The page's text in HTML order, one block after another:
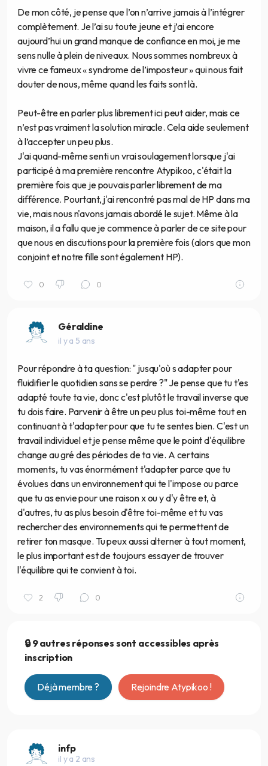
De mon côté, je pense que l’on n’arrive jamais à l’intégrer
complètement. Je l’ai su toute jeune et j’ai encore
aujourd’hui un grand manque de confiance en moi, je me
sens nulle à plein de niveaux. Nous sommes nombreux à
vivre ce fameux « syndrome de l’imposteur » qui nous fait
douter de nous, même quand les faits sont là.
Peut-être en parler plus librement ici peut aider, mais ce
n’est pas vraiment la solution miracle. Cela aide seulement
à l’accepter un peu plus.
J'ai quand-même senti un vrai soulagement lorsque j'ai
participé à ma première rencontre Atypikoo, c'était la
première fois que je pouvais parler librement de ma
différence. Pourtant, j'ai rencontré pas mal de HP dans ma
vie, mais nous n'avons jamais abordé le sujet. Même à la
maison, il a fallu que je commence à parler de ce site pour
que nous en discutions pour la première fois (alors que mon
conjoint et notre fille sont également HP).
0 0
Géraldine
il y a 5 ans
Pour répondre à ta question: " jusqu'où s adapter pour
fluidifier le quotidien sans se perdre ?" Je pense que tu t'es
adapté toute ta vie, donc c'est plutôt le travail inverse que
tu dois faire. Parvenir à être un peu plus toi-même tout en
continuant à t'adapter pour que tu te sentes bien. C'est un
travail individuel et je pense même que le point d'équilibre
change au gré des périodes de ta vie. A certains
moments, tu vas énormément t'adapter parce que tu
évolues dans un environnement qui te l'impose ou parce
que tu as envie pour une raison x ou y d'y être et, à
d'autres, tu as plus besoin d'être toi-même et tu vas
rechercher des environnements qui te permettent de
retirer ton masque. Tu peux aussi alterner à tout moment,
le plus important est de toujours essayer de trouver
l'équilibre qui te convient à toi.
2 0
🔒 9 autres réponses sont accessibles après
inscription
Déjà membre ? Rejoindre Atypikoo !
infp
il y a 2 ans